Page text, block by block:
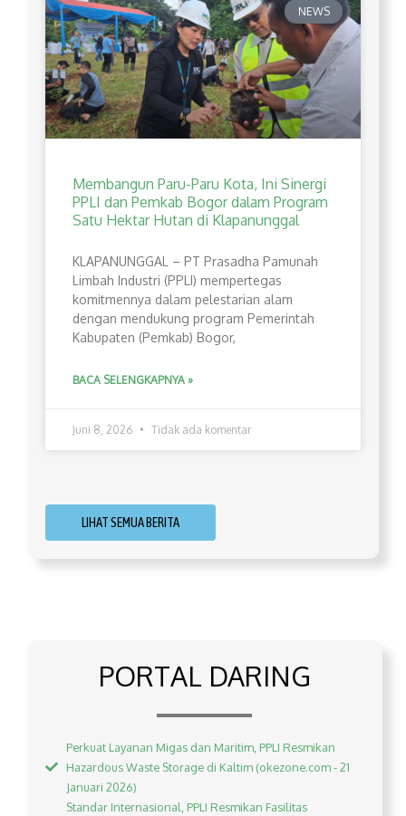
NEWS
Membangun Paru-Paru Kota, Ini Sinergi
PPLI dan Pemkab Bogor dalam Program
Satu Hektar Hutan di Klapanunggal
​KLAPANUNGGAL – PT Prasadha Pamunah
Limbah Industri (PPLI) mempertegas
komitmennya dalam pelestarian alam
dengan mendukung program Pemerintah
Kabupaten (Pemkab) Bogor,
BACA SELENGKAPNYA »
Juni 8, 2026 Tidak ada komentar
LIHAT SEMUA BERITA
PORTAL DARING
Perkuat Layanan Migas dan Maritim, PPLI Resmikan
Hazardous Waste Storage di Kaltim (okezone.com - 21
Januari 2026)
Standar Internasional, PPLI Resmikan Fasilitas